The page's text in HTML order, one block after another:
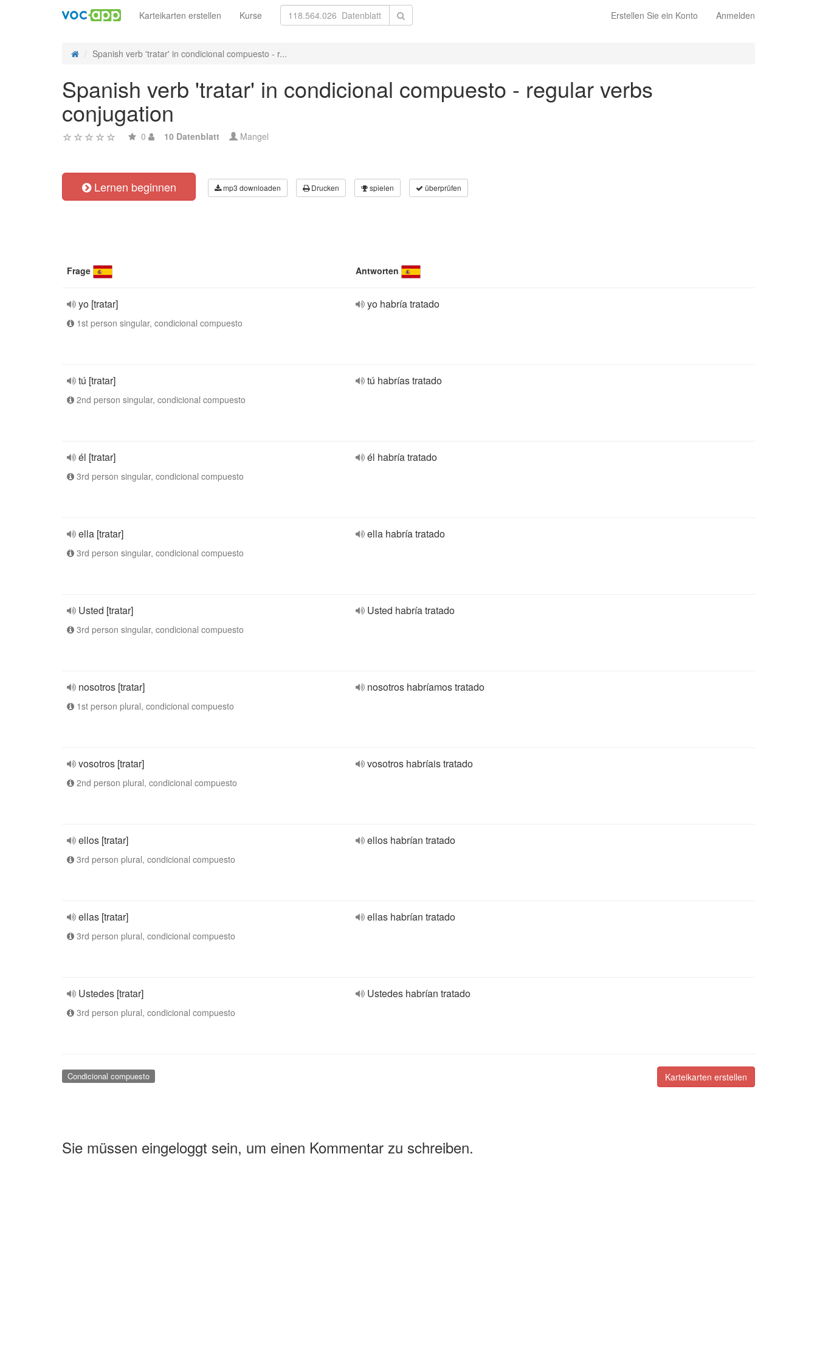
Erstellen Sie ein Konto Anmelden
Karteikarten erstellen Kurse
Spanish verb 'tratar' in condicional compuesto - r...
Spanish verb 'tratar' in condicional compuesto - regular verbs
conjugation
0 10 Datenblatt Mangel
Lernen beginnen mp3 downloaden Drucken spielen überprüfen
Frage Antworten
yo [tratar]
1st person singular, condicional compuesto
yo habría tratado
tú [tratar]
2nd person singular, condicional compuesto
tú habrías tratado
él [tratar]
3rd person singular, condicional compuesto
él habría tratado
ella [tratar]
3rd person singular, condicional compuesto
ella habría tratado
Usted [tratar]
3rd person singular, condicional compuesto
Usted habría tratado
nosotros [tratar]
1st person plural, condicional compuesto
nosotros habríamos tratado
vosotros [tratar]
2nd person plural, condicional compuesto
vosotros habríais tratado
ellos [tratar]
3rd person plural, condicional compuesto
ellos habrían tratado
ellas [tratar]
3rd person plural, condicional compuesto
ellas habrían tratado
Ustedes [tratar]
3rd person plural, condicional compuesto
Ustedes habrían tratado
Karteikarten erstellen
Condicional compuesto
Sie müssen eingeloggt sein, um einen Kommentar zu schreiben.